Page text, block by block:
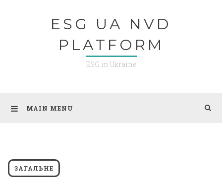
ESG UA NVD
PLATFORM
ESG in Ukraine
MAIN MENU
ЗАГАЛЬНЕ